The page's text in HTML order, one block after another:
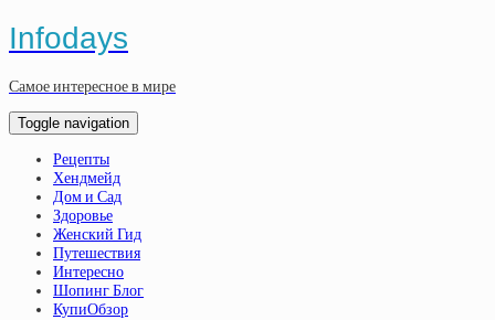
Infodays
Самое интересное в мире
Toggle navigation
Рецепты
Хендмейд
Дом и Сад
Здоровье
Женский Гид
Путешествия
Интересно
Шопинг Блог
КупиОбзор